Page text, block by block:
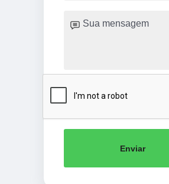
Enviar